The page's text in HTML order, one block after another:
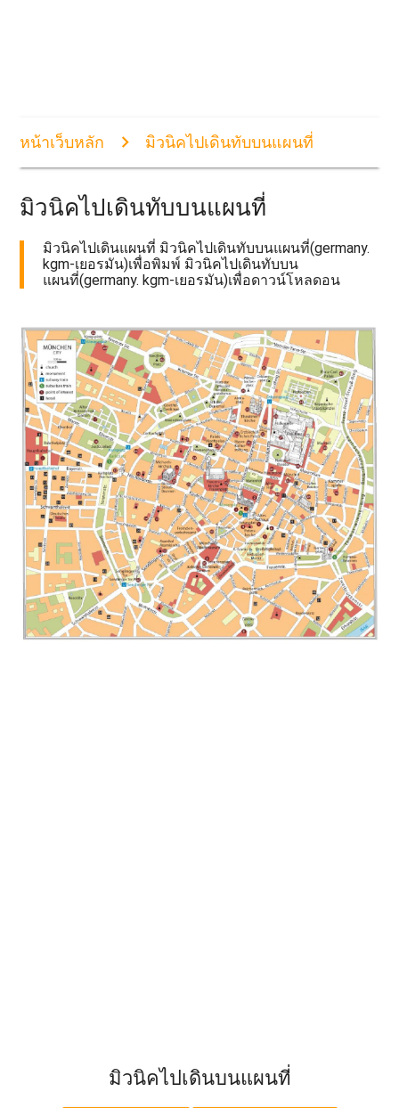
หน้าเว็บหลัก มิวนิคไปเดินทับบนแผนที่
มิวนิคไปเดินทับบนแผนที่
มิวนิคไปเดินแผนที่ มิวนิคไปเดินทับบนแผนที่(germany.
kgm-เยอรมัน)เพื่อพิมพ์ มิวนิคไปเดินทับบน
แผนที่(germany. kgm-เยอรมัน)เพื่อดาวน์โหลดอน
มิวนิคไปเดินบนแผนที่